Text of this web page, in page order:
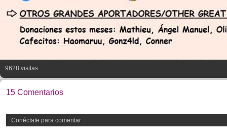
9628 visitas
15 Comentarios
Conéctate para comentar